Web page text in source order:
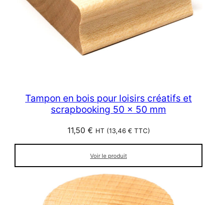
Tampon en bois pour loisirs créatifs et
scrapbooking 50 x 50 mm
11,50 € HT (13,46 € TTC)
Voir le produit